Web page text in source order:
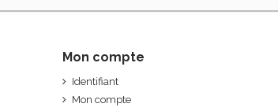
Mon compte
Identifiant
Mon compte